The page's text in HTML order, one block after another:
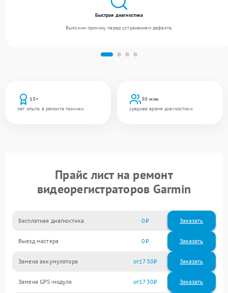
13+
лет опыта в ремонте техники
30 мин
среднее время диагностики
Быстрая диагностика
Выясним причину перед устранением дефекта.
Прайс лист на ремонт
видеорегистраторов Garmin
Бесплатная диагностика 0 Заказать
Выезд мастера 0 Заказать
Замена аккумулятора 1730
Замена GPS-модуля 1730